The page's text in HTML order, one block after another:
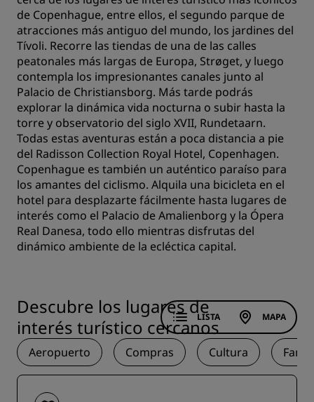
de Copenhague, entre ellos, el segundo parque de
atracciones más antiguo del mundo, los jardines del
Tívoli. Recorre las tiendas de una de las calles
peatonales más largas de Europa, Strøget, y luego
contempla los impresionantes canales junto al
Palacio de Christiansborg. Más tarde podrás
explorar la dinámica vida nocturna o subir hasta la
torre y observatorio del siglo XVII, Rundetaarn.
Todas estas aventuras están a poca distancia a pie
del Radisson Collection Royal Hotel, Copenhagen.
Copenhague es también un auténtico paraíso para
los amantes del ciclismo. Alquila una bicicleta en el
hotel para desplazarte fácilmente hasta lugares de
interés como el Palacio de Amalienborg y la Ópera
Real Danesa, todo ello mientras disfrutas del
dinámico ambiente de la ecléctica capital.
Descubre los lugares de
interés turístico cercanos
Aeropuerto Compras Cultura
LISTA MAPA